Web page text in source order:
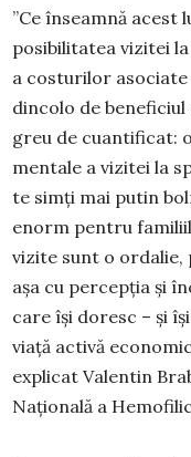
”Ce înseamnă
posibilitatea vizitei
a costurilor
dincolo de beneficiul
greu de cuantificat:
mentale a vizitei la
te simți mai putin
enorm pentru
vizite sunt o ordalie,
așa cu percepția și
care își doresc – și
viață activă
explicat Valentin
Națională a